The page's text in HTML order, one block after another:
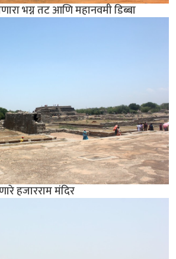
भग्न तट आणि महानवमी डिब्बा
हजारराम मंदिर